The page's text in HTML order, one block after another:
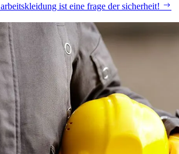
arbeitskleidung ist eine frage der sicherheit!